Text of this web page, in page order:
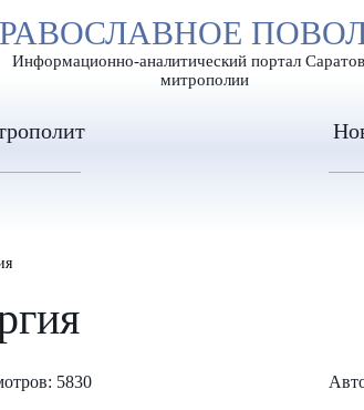
А А А
Информационно-аналитический портал
митрополии
5830